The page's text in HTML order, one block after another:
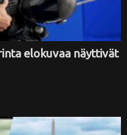
elokuvaa näyttivät